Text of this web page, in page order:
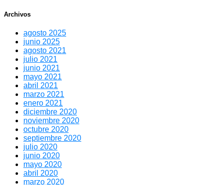
Archivos
agosto 2025
junio 2025
agosto 2021
julio 2021
junio 2021
mayo 2021
abril 2021
marzo 2021
enero 2021
diciembre 2020
noviembre 2020
octubre 2020
septiembre 2020
julio 2020
junio 2020
mayo 2020
abril 2020
marzo 2020